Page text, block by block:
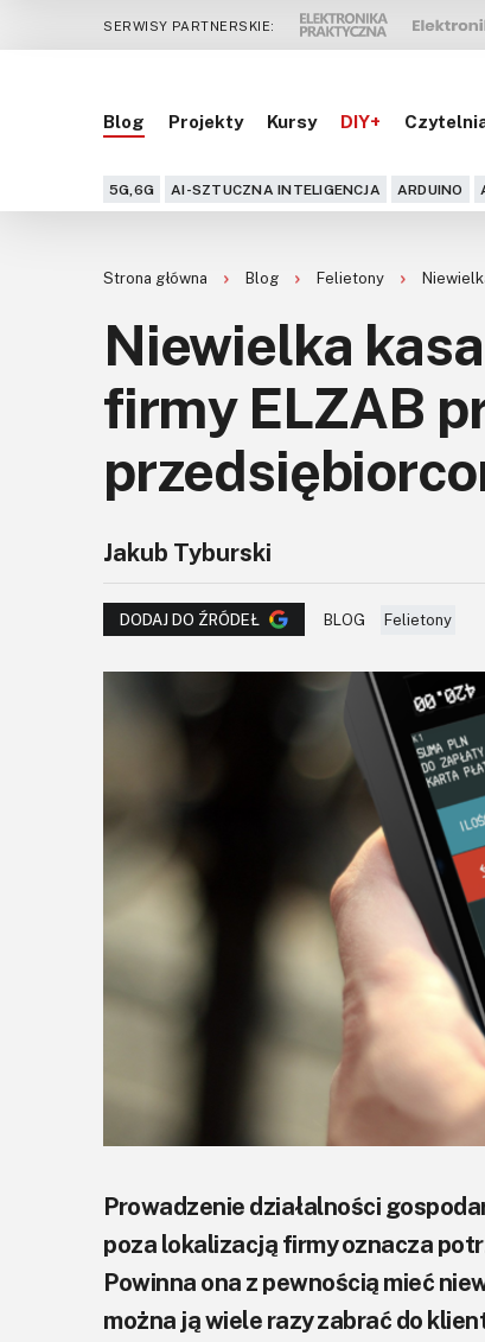
SERWISY PARTNERSKIE:
Blog Projekty Kursy DIY+
5G,6G AI-SZTUCZNA INTELIGENCJA ARDUINO
Strona główna Blog Felietony
Niewielka
firmy ELZAB
Jakub Tyburski
DODAJ DO ŹRÓDEŁ BLOG Felietony
Prowadzenie działalności
poza lokalizacją firmy oznacza
Powinna ona z pewnością mieć
można ją wiele razy zabrać do